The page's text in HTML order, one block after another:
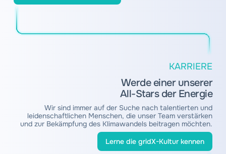
KARRIERE
Werde einer unserer
All-Stars der Energie
Wir sind immer auf der Suche nach talentierten und
leidenschaftlichen Menschen, die unser Team verstärken
und zur Bekämpfung des Klimawandels beitragen möchten.
Lerne die gridX-Kultur kennen